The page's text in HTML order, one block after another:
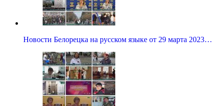
Новости Белорецка на русском языке от 29 марта 2023…